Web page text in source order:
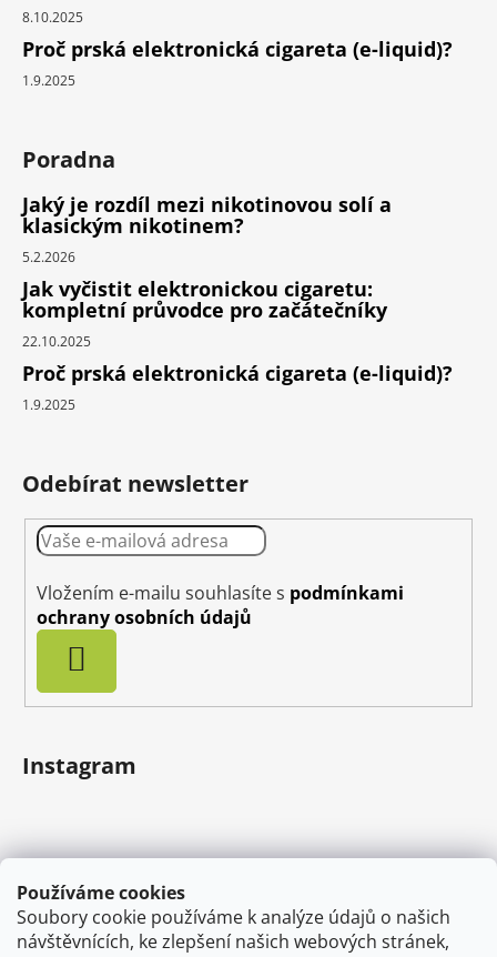
Používáme cookies
Soubory cookie používáme k analýze údajů o našich
návštěvnících, ke zlepšení našich webových stránek,
8.10.2025
Proč prská elektronická cigareta (e-liquid)?
1.9.2025
Poradna
Jaký je rozdíl mezi nikotinovou solí a
klasickým nikotinem?
5.2.2026
Jak vyčistit elektronickou cigaretu:
kompletní průvodce pro začátečníky
22.10.2025
Proč prská elektronická cigareta (e-liquid)?
1.9.2025
Odebírat newsletter
Vložením e-mailu souhlasíte s podmínkami
ochrany osobních údajů
SE
Instagram